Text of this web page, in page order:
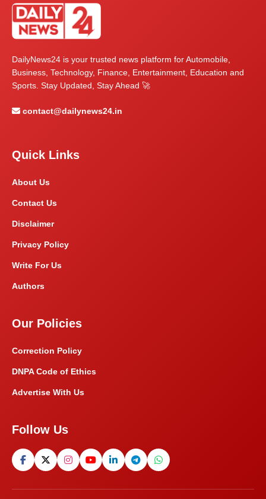
DailyNews24 is your trusted news platform for Automobile,
Business, Technology, Finance, Entertainment, Education and
Sports. Stay Updated, Stay Ahead 🚀
contact@dailynews24.in
Quick Links
About Us
Contact Us
Disclaimer
Privacy Policy
Write For Us
Authors
Our Policies
Correction Policy
DNPA Code of Ethics
Advertise With Us
Follow Us